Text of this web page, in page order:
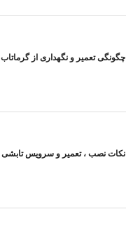
چگونگی تعمیر و نگهداری از گرماتاب
نکات نصب ، تعمیر و سرویس تابشی